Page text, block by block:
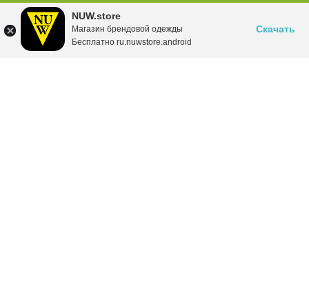
NUW.store
Магазин брендовой одежды
Бесплатно ru.nuwstore.android
Скачать